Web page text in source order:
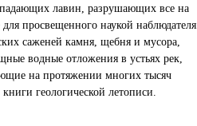
лавин, разрушающих все на
просвещенного наукой наблюдателя.
саженей камня, щебня и мусора,
водные отложения в устьях рек,
на протяжении многих тысяч
геологической летописи.